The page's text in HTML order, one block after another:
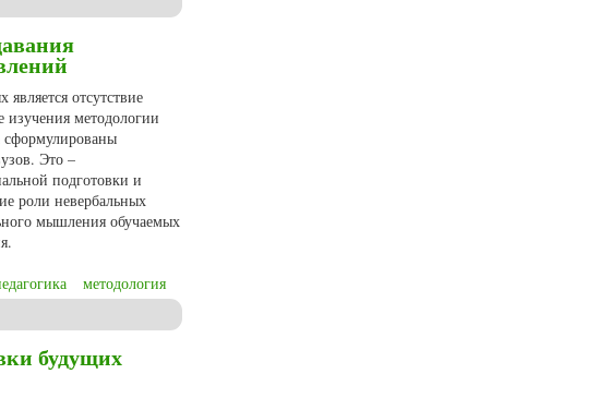
отсутствие
изучения методологии
сформулированы
Это –
подготовки и
роли невербальных
мышления обучаемых
методология
будущих